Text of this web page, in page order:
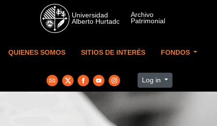
Skip to main content
QUIENES SOMOS SITIOS DE INTERÉS FONDOS
Log in